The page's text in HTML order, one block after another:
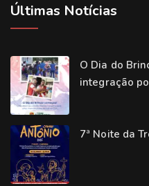
Últimas Notícias
O Dia do
integração
7ª Noite da